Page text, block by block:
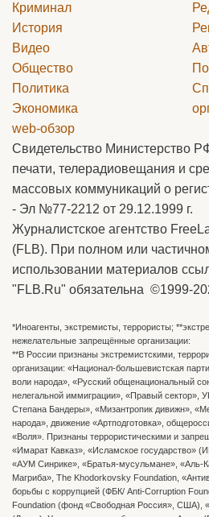
Криминал
История
Видео
Общество
Политика
Экономика
web-обзор
Свидетельство Министерство
печати, телерадиовещания и
массовых коммуникаций о
- Эл №77-2212 от 29.12.1999 г.
Журналистское агентство
(FLB). При полном или
использовании материалов
"FLB.Ru" обязательна ©1999-
*Иноагенты, экстремисты, террористы;
нежелательные запрещённые организации:
**В России признаны экстремистскими,
организации: «Национал-большевистская
воли народа», «Русский общенациональный
нелегальной иммиграции», «Правый
Степана Бандеры», «Мизантропик дивижн»,
народа», движение «Артподготовка»,
«Воля». Признаны террористическими и
«Имарат Кавказ», «Исламское государство»
«АУМ Синрике», «Братья-мусульмане», «Аль-
Магриба», The Khodorkovsky Foundation,
борьбы с коррупцией (ФБК/ Anti-Corruption
Foundation (фонд «Свободная Россия», США),